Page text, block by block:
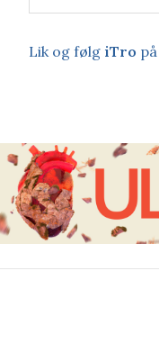
Lik og følg iTro på